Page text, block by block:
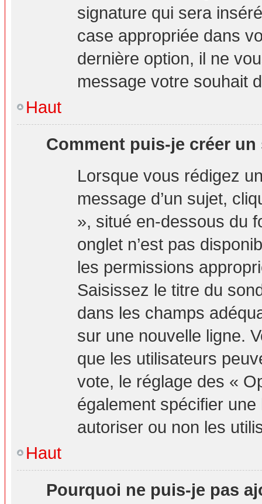
signature qui sera
case appropriée dans
dernière option, il ne
message votre souhait
Haut
Comment puis-je créer un
Lorsque vous rédigez
message d’un sujet,
», situé en-dessous du
onglet n’est pas
les permissions
Saisissez le titre du
dans les champs
sur une nouvelle ligne.
que les utilisateurs
vote, le réglage des «
également spécifier
autoriser ou non les
Haut
Pourquoi ne puis-je pas